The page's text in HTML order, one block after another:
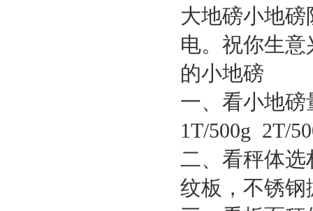
大地磅小地
电。祝你生
的小地磅
一、看小地
1T/500g 2T/
二、看秤体
纹板，不锈钢